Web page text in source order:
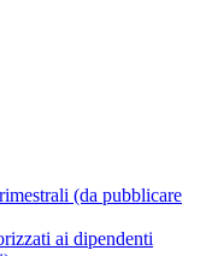
(da pubblicare
ai dipendenti